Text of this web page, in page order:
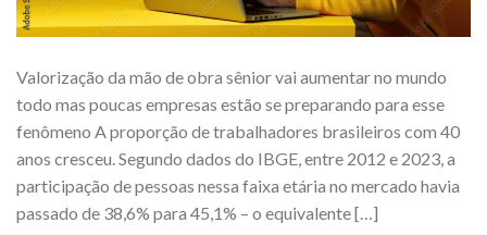
Valorização da mão de obra sênior vai aumentar no mundo
todo mas poucas empresas estão se preparando para esse
fenômeno A proporção de trabalhadores brasileiros com 40
anos cresceu. Segundo dados do IBGE, entre 2012 e 2023, a
participação de pessoas nessa faixa etária no mercado havia
passado de 38,6% para 45,1% – o equivalente […]